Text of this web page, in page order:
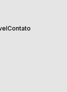
Contato